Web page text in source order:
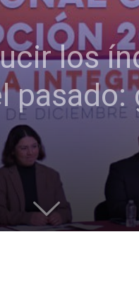
los